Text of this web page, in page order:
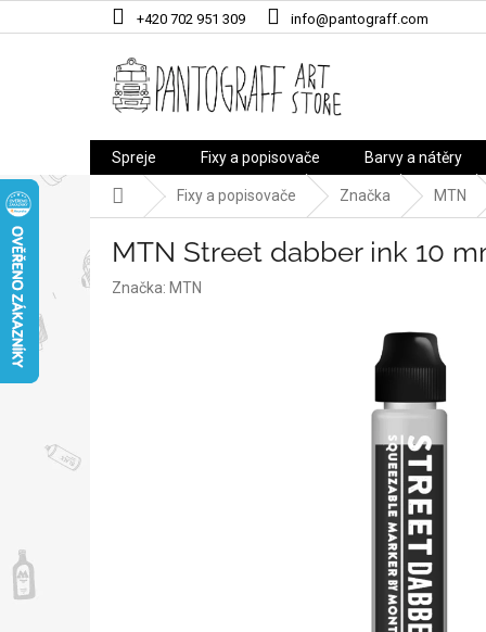
na
+420 702 951 309 info@pantograff.com
Spreje Fixy a popisovače Barvy a nátěry
Domů Fixy a popisovače Značka MTN
MTN Street dabber ink 10
Značka: MTN